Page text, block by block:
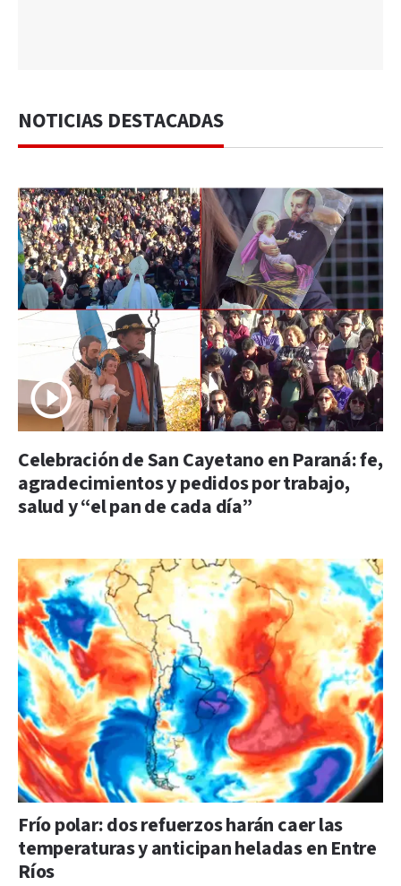
NOTICIAS DESTACADAS
Celebración de San Cayetano en Paraná: fe,
agradecimientos y pedidos por trabajo,
salud y “el pan de cada día”
Frío polar: dos refuerzos harán caer las
temperaturas y anticipan heladas en Entre
Ríos